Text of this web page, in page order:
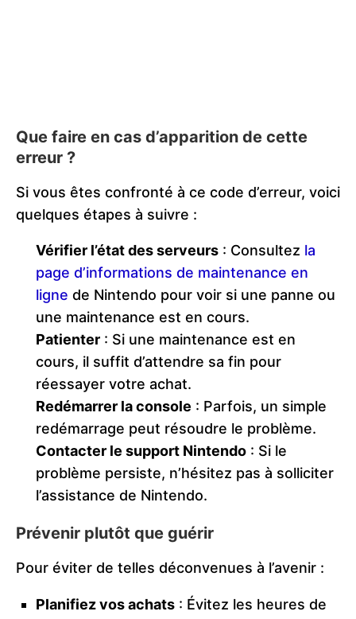
Que faire en cas d’apparition de cette
erreur ?
Si vous êtes confronté à ce code d’erreur, voici
quelques étapes à suivre :
Vérifier l’état des serveurs : Consultez la
page d’informations de maintenance en
ligne de Nintendo pour voir si une panne ou
une maintenance est en cours.
Patienter : Si une maintenance est en
cours, il suffit d’attendre sa fin pour
réessayer votre achat.
Redémarrer la console : Parfois, un simple
redémarrage peut résoudre le problème.
Contacter le support Nintendo : Si le
problème persiste, n’hésitez pas à solliciter
l’assistance de Nintendo.
Prévenir plutôt que guérir
Pour éviter de telles déconvenues à l’avenir :
Planifiez vos achats : Évitez les heures de